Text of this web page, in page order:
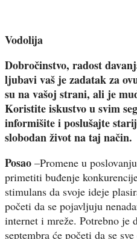
Vodolija
Dobročinstvo, radost
ljubavi vaš je zadatak za
su na vašoj strani, ali je
Koristite iskustvo u svim
informišite i poslušajte
slobodan život na taj način.
Posao –Promene u
primetiti buđenje
stimulans da svoje ideje
početi da se pojavljuju
internet i mreže. Potrebno je
septembra će početi da se